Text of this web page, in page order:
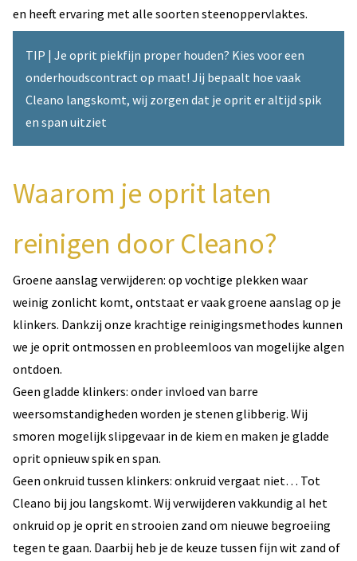
en heeft ervaring met alle soorten steenoppervlaktes.
TIP | Je oprit piekfijn proper houden? Kies voor een
onderhoudscontract op maat! Jij bepaalt hoe vaak
Cleano langskomt, wij zorgen dat je oprit er altijd spik
en span uitziet
Waarom je oprit laten
reinigen door Cleano?
Groene aanslag verwijderen: op vochtige plekken waar
weinig zonlicht komt, ontstaat er vaak groene aanslag op je
klinkers. Dankzij onze krachtige reinigingsmethodes kunnen
we je oprit ontmossen en probleemloos van mogelijke algen
ontdoen.
Geen gladde klinkers: onder invloed van barre
weersomstandigheden worden je stenen glibberig. Wij
smoren mogelijk slipgevaar in de kiem en maken je gladde
oprit opnieuw spik en span.
Geen onkruid tussen klinkers: onkruid vergaat niet… Tot
Cleano bij jou langskomt. Wij verwijderen vakkundig al het
onkruid op je oprit en strooien zand om nieuwe begroeiing
tegen te gaan. Daarbij heb je de keuze tussen fijn wit zand of